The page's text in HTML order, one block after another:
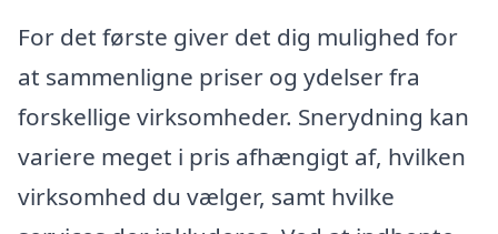
For det første giver det dig mulighed for
at sammenligne priser og ydelser fra
forskellige virksomheder. Snerydning kan
variere meget i pris afhængigt af, hvilken
virksomhed du vælger, samt hvilke